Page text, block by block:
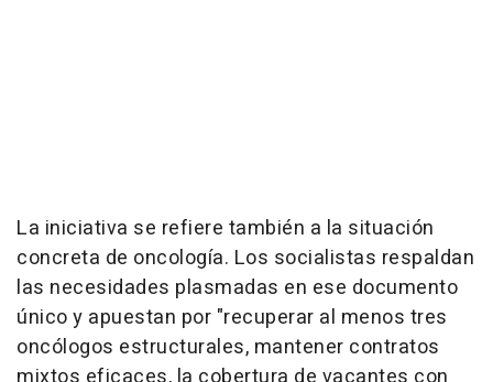
La iniciativa se refiere también a la situación
concreta de oncología. Los socialistas respaldan
las necesidades plasmadas en ese documento
único y apuestan por "recuperar al menos tres
oncólogos estructurales, mantener contratos